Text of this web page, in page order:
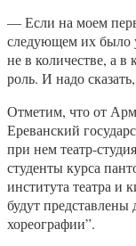
— Если на моем
следующем их было
не в количестве, а в
роль. И надо
Отметим, что от
Ереванский
при нем театр-
студенты курса
института театра и
будут
хореографии”.